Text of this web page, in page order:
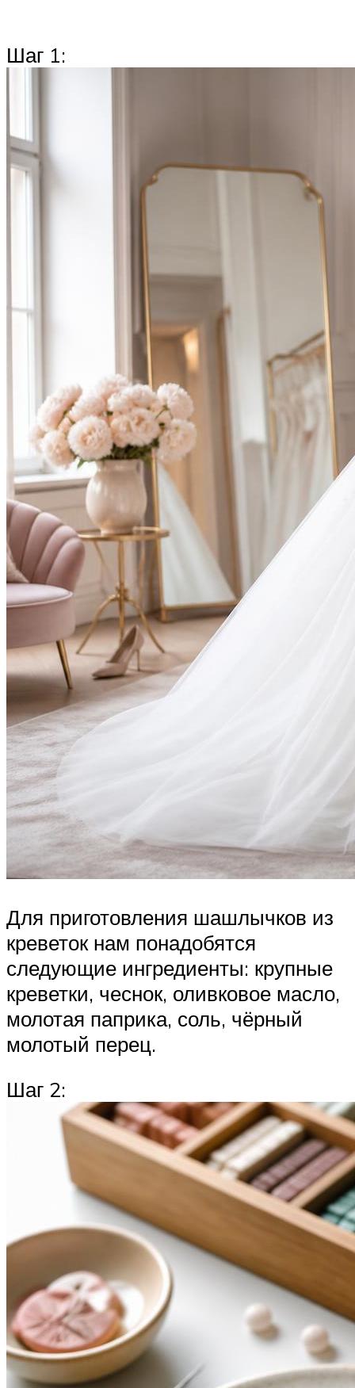
Шаг 1:
Для приготовления шашлычков из
креветок нам понадобятся
следующие ингредиенты: крупные
креветки, чеснок, оливковое масло,
молотая паприка, соль, чёрный
молотый перец.
Шаг 2: